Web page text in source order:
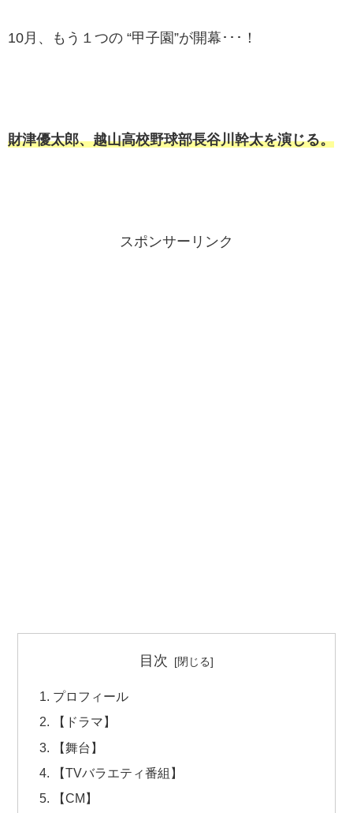
10月、もう１つの “甲子園”が開幕･･･！
財津優太郎、越山高校野球部長谷川幹太を演じる。
スポンサーリンク
目次
プロフィール
【ドラマ】
【舞台】
【TVバラエティ番組】
【CM】